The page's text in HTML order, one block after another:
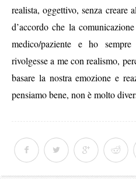
realista, oggettivo, senza creare
d’accordo che la
medico/paziente e ho
rivolgesse a me con realismo,
basare la nostra emozione e
pensiamo bene, non è molto